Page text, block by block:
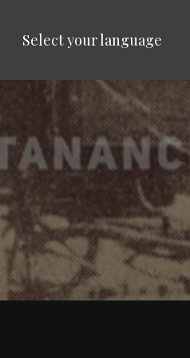
Select your language